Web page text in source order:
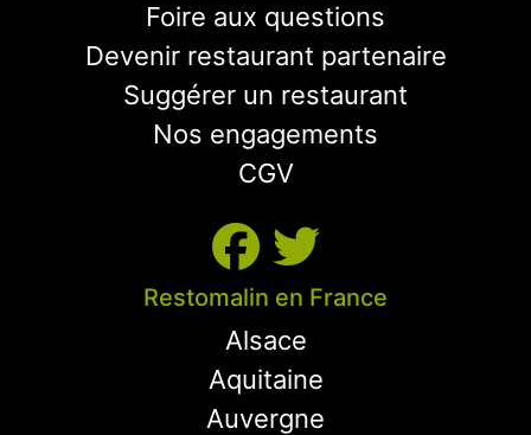
Foire aux questions
Devenir restaurant partenaire
Suggérer un restaurant
Nos engagements
CGV
Restomalin en France
Alsace
Aquitaine
Auvergne